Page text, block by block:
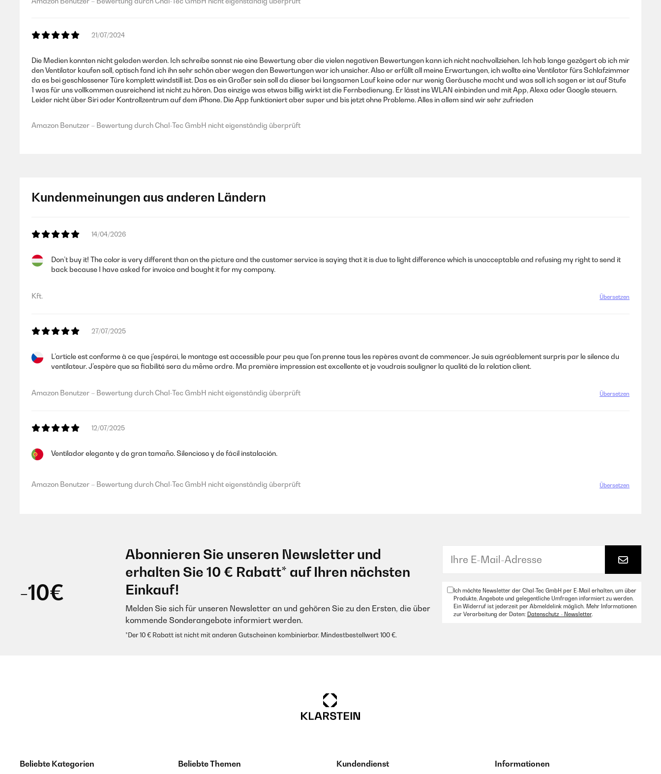
21/07/2024
Die Medien konnten nicht geladen werden. Ich schreibe sonnst nie eine Bewertung aber die vielen negativen Bewertungen kann ich nicht nachvollziehen. Ich hab lange gezögert ob ich mir
den Ventilator kaufen soll, optisch fand ich ihn sehr schön aber wegen den Bewertungen war ich unsicher. Also er erfüllt all meine Erwartungen, ich wollte eine Ventilator fürs Schlafzimmer
da es bei geschlossener Türe komplett windstill ist. Das es ein Großer sein soll da dieser bei langsamen Lauf keine oder nur wenig Geräusche macht und was soll ich sagen er ist auf Stufe
1 was für uns vollkommen ausreichend ist nicht zu hören. Das einzige was etwas billig wirkt ist die Fernbedienung. Er lässt ins WLAN einbinden und mit App, Alexa oder Google steuern.
Leider nicht über Siri oder Kontrollzentrum auf dem iPhone. Die App funktioniert aber super und bis jetzt ohne Probleme. Alles in allem sind wir sehr zufrieden
Amazon Benutzer – Bewertung durch Chal-Tec GmbH nicht eigenständig überprüft
Kundenmeinungen aus anderen Ländern
14/04/2026
Don’t buy it! The color is very different than on the picture and the customer service is saying that it is due to light difference which is unacceptable and refusing my right to send it
back because I have asked for invoice and bought it for my company.
Kft. Übersetzen
27/07/2025
L’article est conforme à ce que j’espérai, le montage est accessible pour peu que l’on prenne tous les repères avant de commencer. Je suis agréablement surpris par le silence du
ventilateur. J’espère que sa fiabilité sera du même ordre. Ma première impression est excellente et je voudrais souligner la qualité de la relation client.
Amazon Benutzer – Bewertung durch Chal-Tec GmbH nicht eigenständig überprüft Übersetzen
12/07/2025
Ventilador elegante y de gran tamaño. Silencioso y de fácil instalación.
Amazon Benutzer – Bewertung durch Chal-Tec GmbH nicht eigenständig überprüft Übersetzen
-10€
Abonnieren Sie unseren Newsletter und
erhalten Sie 10 € Rabatt* auf Ihren nächsten
Einkauf!
Melden Sie sich für unseren Newsletter an und gehören Sie zu den Ersten, die über
kommende Sonderangebote informiert werden.
*Der 10 € Rabatt ist nicht mit anderen Gutscheinen kombinierbar. Mindestbestellwert 100 €.
Ich möchte Newsletter der Chal-Tec GmbH per E-Mail erhalten, um über
Produkte, Angebote und gelegentliche Umfragen informiert zu werden.
Ein Widerruf ist jederzeit per Abmeldelink möglich. Mehr Informationen
zur Verarbeitung der Daten: Datenschutz - Newsletter.
Beliebte Kategorien Beliebte Themen Kundendienst Informationen